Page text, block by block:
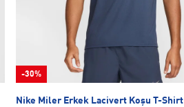
-30%
Nike Miler Erkek Lacivert Koşu T-Shirt